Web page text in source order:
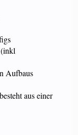
Aufbaus
aus einer